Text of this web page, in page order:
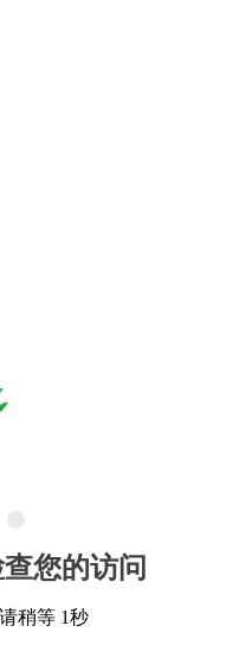
您的访问
稍等 1秒